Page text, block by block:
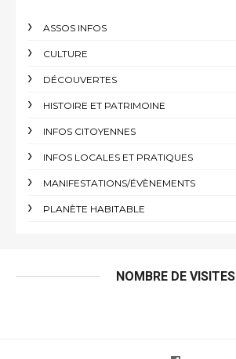
ASSOS INFOS
CULTURE
DÉCOUVERTES
HISTOIRE ET PATRIMOINE
INFOS CITOYENNES
INFOS LOCALES ET PRATIQUES
MANIFESTATIONS/ÉVÈNEMENTS
PLANÈTE HABITABLE
NOMBRE DE VISITES